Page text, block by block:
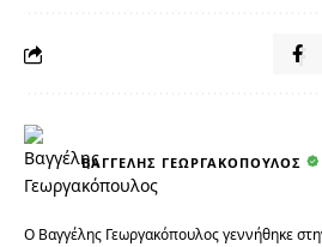
ΒΑΓΓΈΛΗΣ ΓΕΩΡΓΑΚΌΠΟΥΛΟΣ
O Βαγγέλης Γεωργακόπουλος γεννήθηκε